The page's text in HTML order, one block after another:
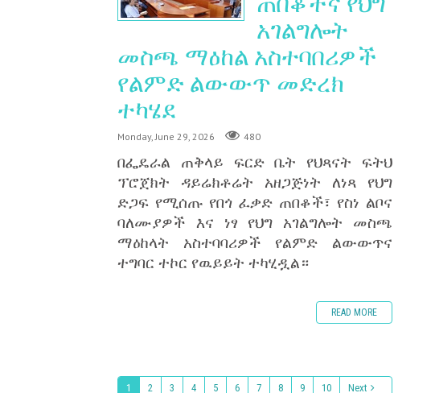
አገልግሎት
መስጫ ማዕከል አስተባበሪዎች
የልምድ ልውውጥ መድረክ
ተካሄደ
Monday, June 29, 2026 480
በፌዴራል ጠቅላይ ፍርድ ቤት የህጻናት ፍትህ
ፕሮጀክት ዳይሬክቶሬት አዘጋጅነት ለነጻ የህግ
ድጋፍ የሚሰጡ የበጎ ፈቃድ ጠበቆች፣ የስነ ልቦና
ባለሙያዎች እና ነፃ የህግ አገልግሎት መስጫ
ማዕከላት አስተባባሪዎች የልምድ ልውውጥና
ተግባር ተኮር የዉይይት ተካሂዷል።
READ MORE
1 2 3 4 5 6 7 8 9 10 Next